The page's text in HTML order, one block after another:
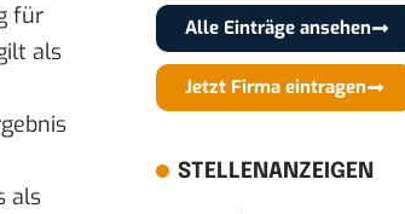
für
als
als
Alle Einträge ansehen
Jetzt Firma eintragen
STELLENANZEIGEN